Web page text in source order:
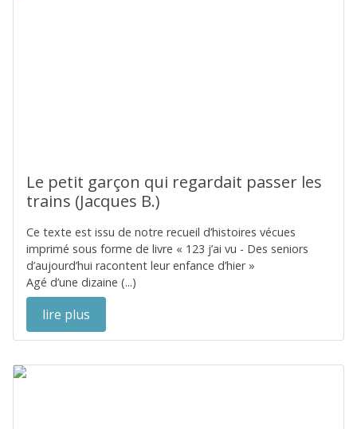
Le petit garçon qui regardait passer les
trains (Jacques B.)
Ce texte est issu de notre recueil d’histoires vécues
imprimé sous forme de livre « 123 j’ai vu - Des seniors
d’aujourd’hui racontent leur enfance d’hier »
Agé d’une dizaine (...)
lire plus